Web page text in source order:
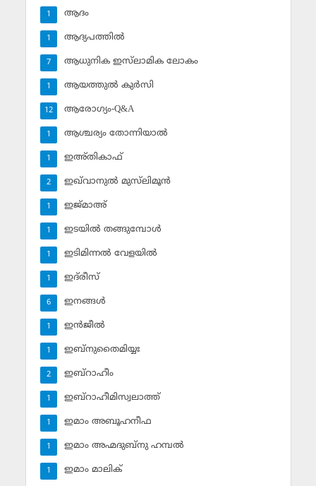
ആദം
1
ആദ്യപത്തില്‍
1
ആധുനിക ഇസ്‌ലാമിക ലോകം
7
ആയത്തുല്‍ കുര്‍സി
1
ആരോഗ്യം-Q&A
12
ആശ്ചര്യം തോന്നിയാല്‍
1
ഇഅ്തികാഫ്‌
1
ഇഖ്‌വാനുല്‍ മുസ്‌ലിമൂന്‍
2
ഇജ്മാഅ്
1
ഇടയില്‍ തങ്ങുമ്പോള്‍
1
ഇടിമിന്നല്‍ വേളയില്‍
1
ഇദ്‌രീസ്‌
1
ഇനങ്ങള്‍
6
ഇന്‍ജീല്‍
1
ഇബ്‌നുതൈമിയ്യഃ
1
ഇബ്‌റാഹീം
2
ഇബ്‌റാഹീമിസ്വലാത്ത്
1
ഇമാം അബൂഹനീഫ
1
ഇമാം അഹ്മദുബ്‌നു ഹമ്പല്‍
1
ഇമാം മാലിക്
1